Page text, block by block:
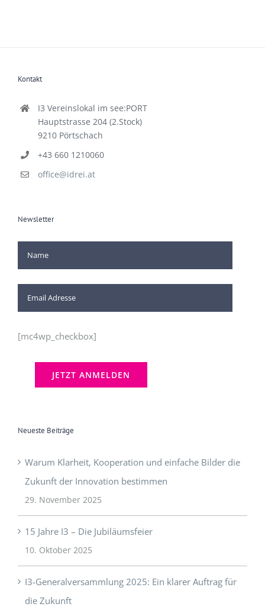
I3 Vereinslokal im see:PORT
9210 Pörtschach
+43 660 1210060
office@idrei.at
[mc4wp_checkbox]
Warum Klarheit, Kooperation und einfache Bilder die
Zukunft der Innovation bestimmen
29. November 2025
15 Jahre I3 – Die Jubiläumsfeier
10. Oktober 2025
I3-Generalversammlung 2025: Ein klarer Auftrag für
die Zukunft
9. Oktober 2025